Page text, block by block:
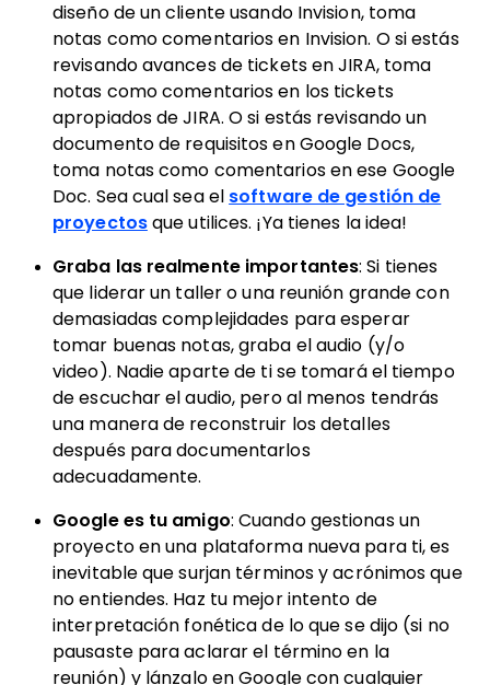
diseño de un cliente usando Invision, toma
notas como comentarios en Invision. O si estás
revisando avances de tickets en JIRA, toma
notas como comentarios en los tickets
apropiados de JIRA. O si estás revisando un
documento de requisitos en Google Docs,
toma notas como comentarios en ese Google
Doc. Sea cual sea el software de gestión de
proyectosque utilices. ¡Ya tienes la idea!
Graba las realmente importantes: Si tienes
que liderar un taller o una reunión grande con
demasiadas complejidades para esperar
tomar buenas notas, graba el audio (y/o
video). Nadie aparte de ti se tomará el tiempo
de escuchar el audio, pero al menos tendrás
una manera de reconstruir los detalles
después para documentarlos
adecuadamente.
Google es tu amigo: Cuando gestionas un
proyecto en una plataforma nueva para ti, es
inevitable que surjan términos y acrónimos que
no entiendes. Haz tu mejor intento de
interpretación fonética de lo que se dijo (si no
pausaste para aclarar el término en la
reunión) y lánzalo en Google con cualquier